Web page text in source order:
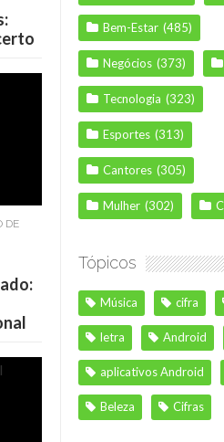
DE
Bem-Estar (485)
Negócios (373)
Tecnologia (323)
Esportes (313)
Cantores (305)
Mulher (302)
Tópicos
Música cifra
letra Android
aplicativos Android
Beleza Cifras